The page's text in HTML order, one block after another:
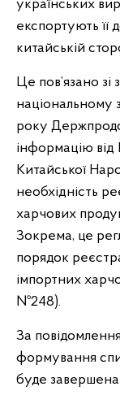
українських
експортують її
китайській
Це пов’язано зі
національному
року
інформацію від
Китайської
необхідність
харчових
Зокрема, це
порядок
імпортних
№248).
За
формування
буде завершена